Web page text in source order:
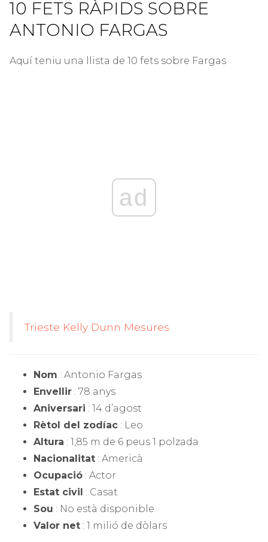
10 FETS RÀPIDS SOBRE
ANTONIO FARGAS
Aquí teniu una llista de 10 fets sobre Fargas
ad
Trieste Kelly Dunn Mesures
Nom : Antonio Fargas
Envellir : 78 anys
Aniversari : 14 d’agost
Rètol del zodíac : Leo
Altura : 1,85 m de 6 peus 1 polzada
Nacionalitat : Americà
Ocupació : Actor
Estat civil : Casat
Sou : No està disponible
Valor net : 1 milió de dòlars